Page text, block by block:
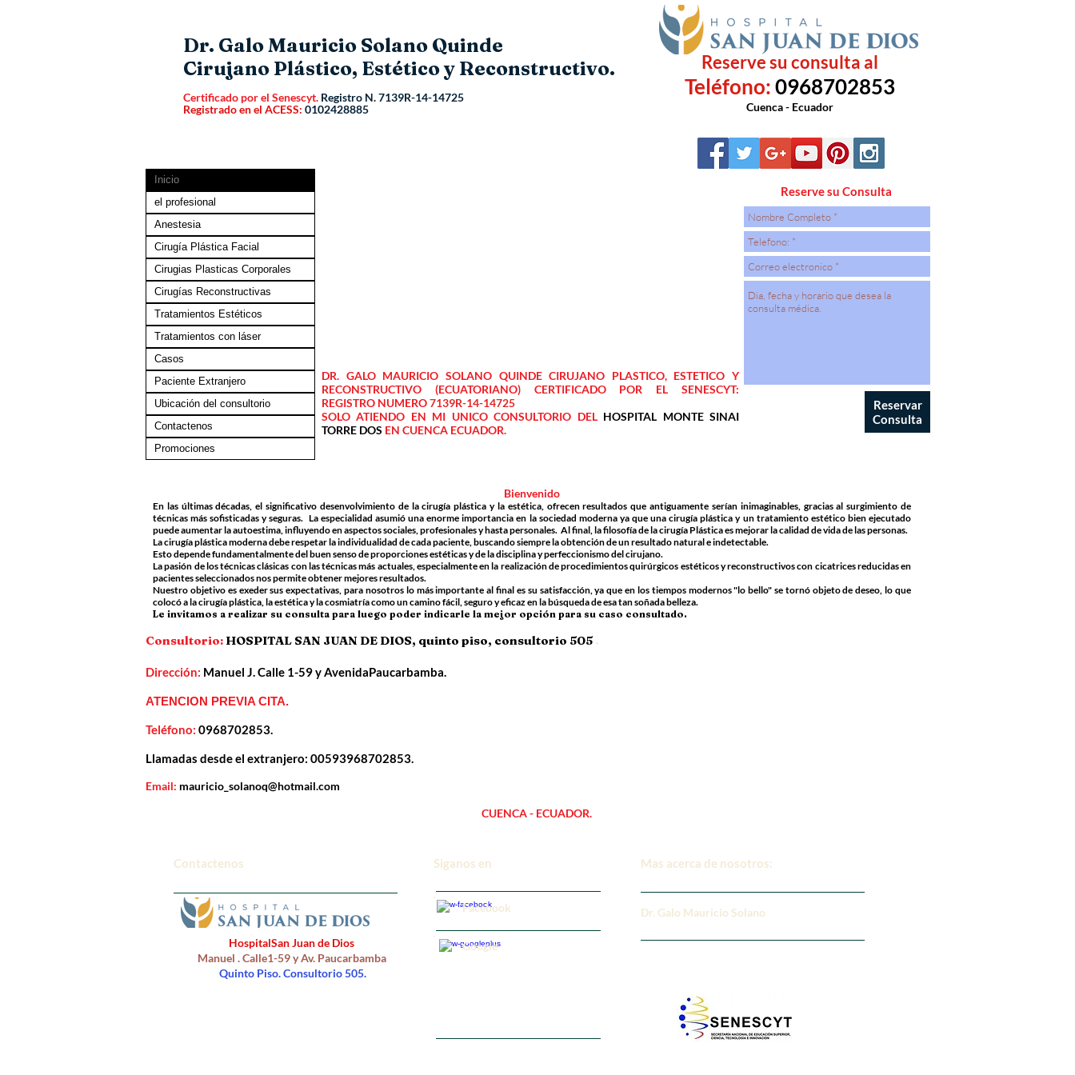
Reserve su consulta al
Teléfono:0968702853
Cuenca - Ecuador
Dr. Galo Mauricio Solano Quinde
Cirujano Plástico, Estético y Reconstructivo.
Certificado por el Senescyt. Registro N.7139R-14-14725
Registrado en el ACESS: 0102428885
Inicio
el profesional
Anestesia
Cirugía Plástica Facial
Cirugias Plasticas Corporales
Cirugías Reconstructivas
Tratamientos Estéticos
Tratamientos con láser
Casos
Paciente Extranjero
Ubicación del consultorio
Contactenos
Promociones
Reserve su Consulta
DR. GALO MAURICIO SOLANO QUINDE CIRUJANO PLASTICO, ESTETICO Y
RECONSTRUCTIVO (ECUATORIANO) CERTIFICADO POR EL SENESCYT:
REGISTRO NUMERO7139R-14-14725
SOLO ATIENDO EN MI UNICO CONSULTORIO DEL HOSPITAL MONTE SINAI
TORRE DOS EN CUENCA ECUADOR.
Bienvenido
En las últimas décadas, el significativo desenvolvimiento de la cirugía plástica y la estética, ofrecen resultados que antiguamente serían inimaginables, gracias al surgimiento de
técnicas más sofisticadas y seguras. La especialidad asumió una enorme importancia en la sociedad moderna ya que una cirugía plástica y un tratamiento estético bien ejecutado
puede aumentar la autoestima, influyendo en aspectos sociales, profesionales y hasta personales. Al final, la filosofía de la cirugía Plástica es mejorar la calidad de vida de las personas.
La cirugía plástica moderna debe respetar la individualidad de cada paciente, buscando siempre la obtención de un resultado natural e indetectable.
Esto depende fundamentalmente del buen senso de proporciones estéticas y de la disciplina y perfeccionismo del cirujano.
La pasión de los técnicas clásicas con las técnicas más actuales, especialmente en la realización de procedimientos quirúrgicos estéticos y reconstructivos con cicatrices reducidas en
pacientes seleccionados nos permite obtener mejores resultados.
Nuestro objetivo es exeder sus expectativas, para nosotros lo más importante al final es su satisfacción, ya que en los tiempos modernos "lo bello" se tornó objeto de deseo, lo que
colocó a la cirugía plástica, la estética y la cosmiatría como un camino fácil, seguro y eficaz en la búsqueda de esa tan soñada belleza.
Le invitamos a realizar su consulta para luego poder indicarle la mejor opción para su caso consultado.
Consultorio: HOSPITAL SAN JUAN DE DIOS, quinto piso, consultorio 505.
Dirección: Manuel J. Calle 1-59 y AvenidaPaucarbamba.
ATENCION PREVIA CITA.
Teléfono: 0968702853.
Llamadas desde el extranjero: 00593968702853.
Email: mauricio_solanoq@hotmail.com
CUENCA - ECUADOR.
Reservar
Consulta
Contactenos Siganos en
Facebook
Mas acerca de nosotros:
Dr. Galo Mauricio Solano
HospitalSan Juan de Dios
Manuel . Calle1-59 y Av. Paucarbamba
Quinto Piso. Consultorio 505.
Google